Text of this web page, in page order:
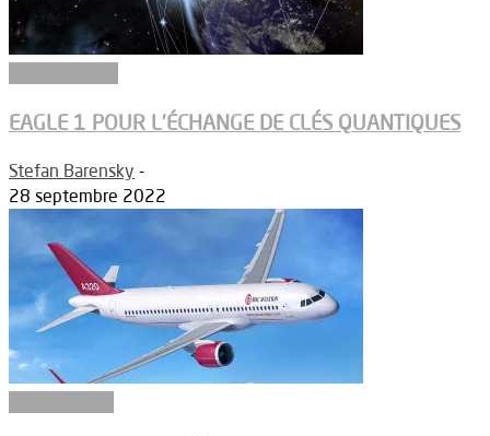
EAGLE 1 POUR L’ÉCHANGE DE CLÉS QUANTIQUES
Stefan Barensky -
28 septembre 2022